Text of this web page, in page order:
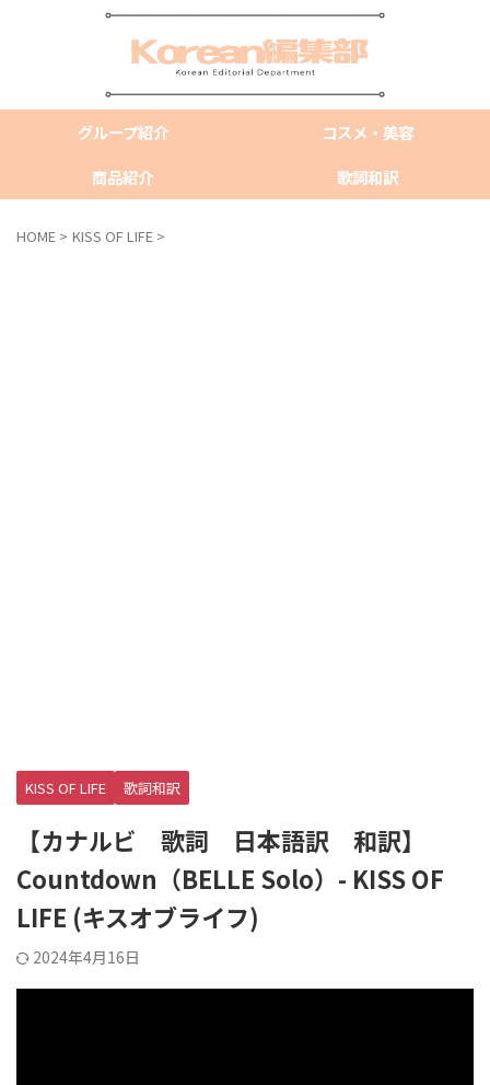
グループ紹介
コスメ・美容
商品紹介
歌詞和訳
HOME > KISS OF LIFE >
KISS OF LIFE 歌詞和訳
【カナルビ 歌詞 日本語訳 和訳】
Countdown（BELLE Solo）- KISS OF
LIFE (キスオブライフ)
2024年4月16日